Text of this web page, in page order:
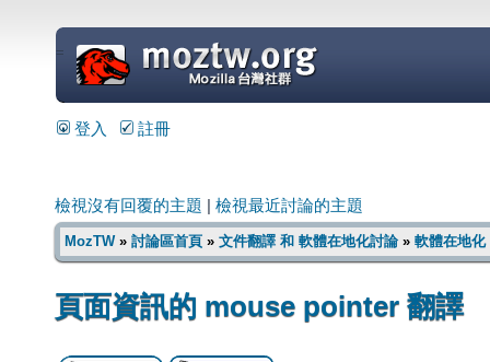
=
登入 註冊
檢視沒有回覆的主題 檢視最近討論的主題
MozTW» 討論區首頁 » 文件翻譯 和 軟體在地化討論 » 軟體在地化
頁面資訊的 mouse pointer 翻譯